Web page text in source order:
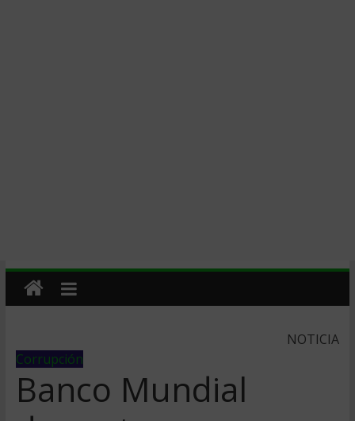
NOTICIA
Corrupción
Banco Mundial